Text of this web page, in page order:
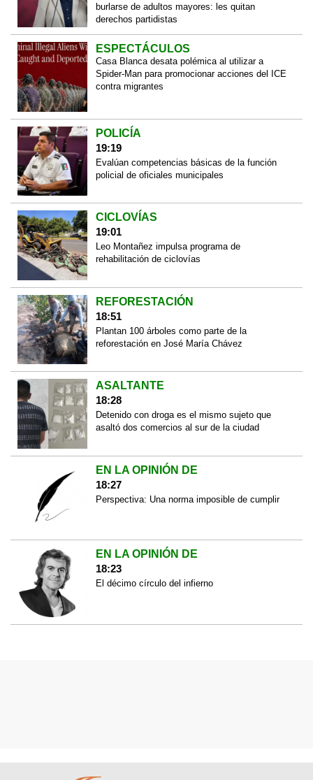
burlarse de adultos mayores: les quitan
derechos partidistas
ESPECTÁCULOS
Casa Blanca desata polémica al utilizar a
Spider-Man para promocionar acciones del ICE
contra migrantes
POLICÍA
19:19
Evalúan competencias básicas de la función
policial de oficiales municipales
CICLOVÍAS
19:01
Leo Montañez impulsa programa de
rehabilitación de ciclovías
REFORESTACIÓN
18:51
Plantan 100 árboles como parte de la
reforestación en José María Chávez
ASALTANTE
18:28
Detenido con droga es el mismo sujeto que
asaltó dos comercios al sur de la ciudad
EN LA OPINIÓN DE
18:27
Perspectiva: Una norma imposible de cumplir
EN LA OPINIÓN DE
18:23
El décimo círculo del infierno